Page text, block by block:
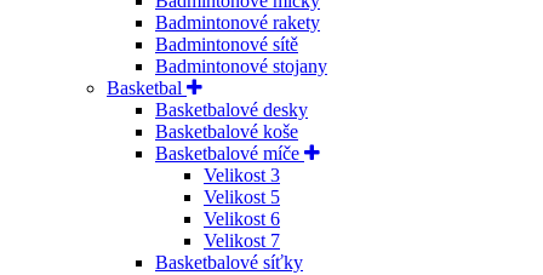
Badmintonové rakety
Badmintonové sítě
Badmintonové stojany
Basketbal
Basketbalové desky
Basketbalové koše
Basketbalové míče
Velikost 3
Velikost 5
Velikost 6
Velikost 7
Basketbalové síťky